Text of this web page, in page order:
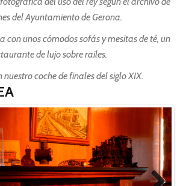
del Ayuntamiento de Gerona.
con unos cómodos sofás y mesitas de té, un
de lujo sobre railes.
coche de finales del siglo XIX.